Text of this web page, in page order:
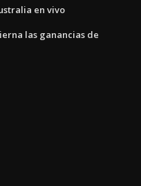
en vivo
las ganancias de